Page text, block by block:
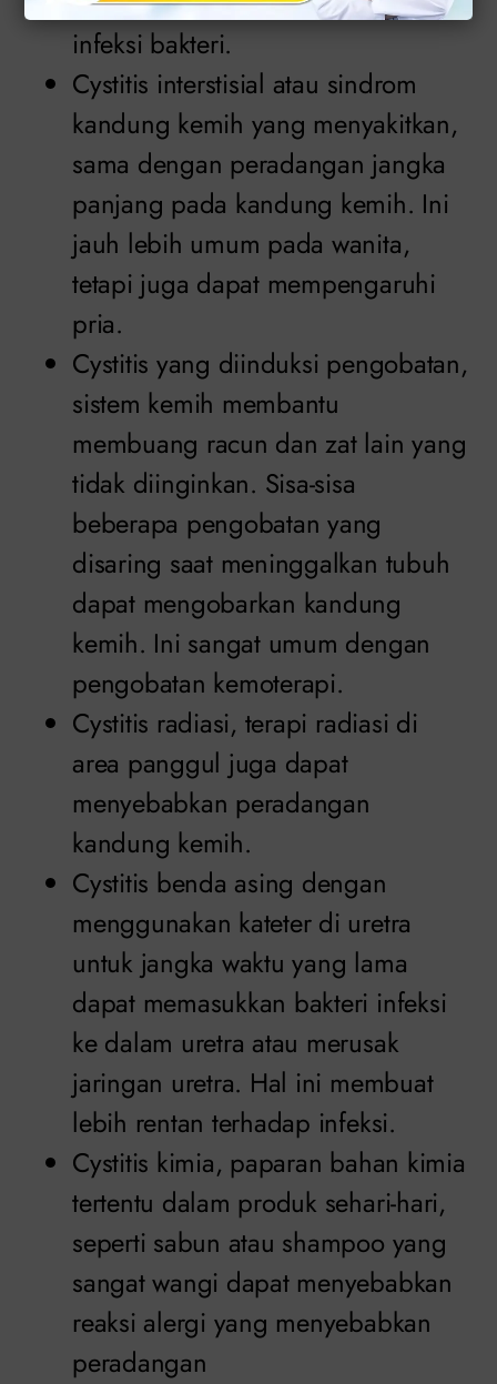
infeksi bakteri.
Cystitis interstisial atau sindrom
kandung kemih yang menyakitkan,
sama dengan peradangan jangka
panjang pada kandung kemih. Ini
jauh lebih umum pada wanita,
tetapi juga dapat mempengaruhi
pria.
Cystitis yang diinduksi pengobatan,
sistem kemih membantu
membuang racun dan zat lain yang
tidak diinginkan. Sisa-sisa
beberapa pengobatan yang
disaring saat meninggalkan tubuh
dapat mengobarkan kandung
kemih. Ini sangat umum dengan
pengobatan kemoterapi.
Cystitis radiasi, terapi radiasi di
area panggul juga dapat
menyebabkan peradangan
kandung kemih.
Cystitis benda asing dengan
menggunakan kateter di uretra
untuk jangka waktu yang lama
dapat memasukkan bakteri infeksi
ke dalam uretra atau merusak
jaringan uretra. Hal ini membuat
lebih rentan terhadap infeksi.
Cystitis kimia, paparan bahan kimia
tertentu dalam produk sehari-hari,
seperti sabun atau shampoo yang
sangat wangi dapat menyebabkan
reaksi alergi yang menyebabkan
peradangan